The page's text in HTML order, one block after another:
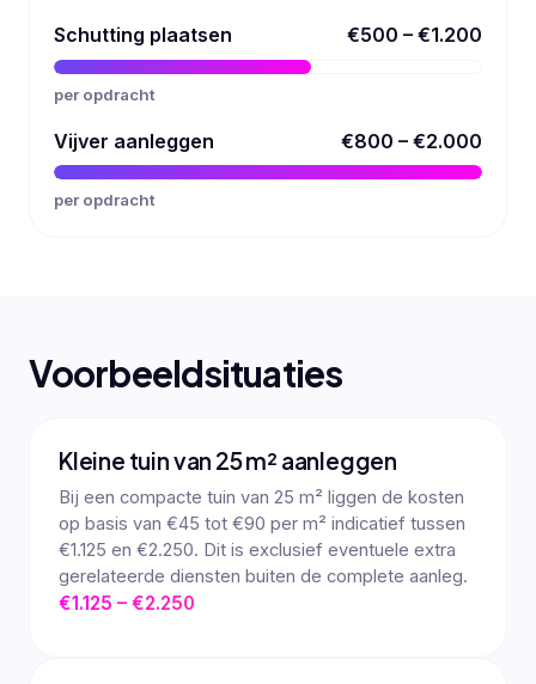
Schutting plaatsen €500 – €1.200
per opdracht
Vijver aanleggen €800 – €2.000
per opdracht
Voorbeeldsituaties
Kleine tuin van 25 m² aanleggen
Bij een compacte tuin van 25 m² liggen de kosten
op basis van €45 tot €90 per m² indicatief tussen
€1.125 en €2.250. Dit is exclusief eventuele extra
gerelateerde diensten buiten de complete aanleg.
€1.125 – €2.250